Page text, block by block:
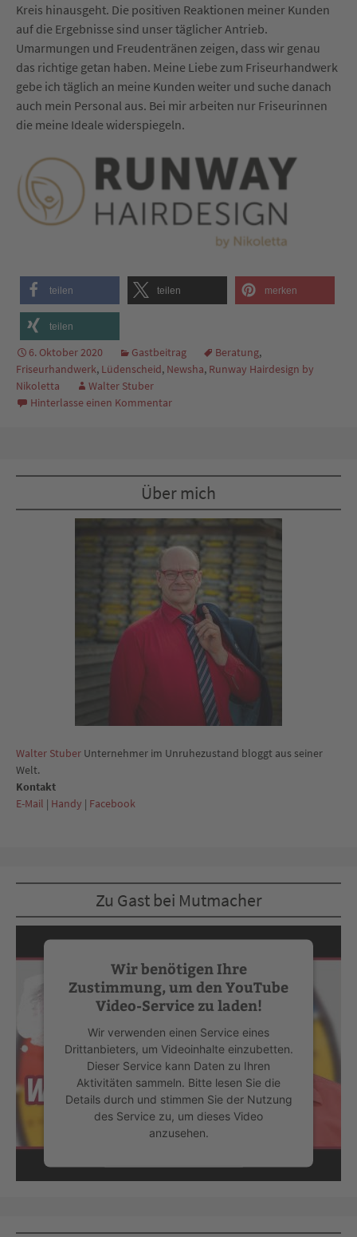
Kreis hinausgeht. Die positiven Reaktionen meiner Kunden
auf die Ergebnisse sind unser täglicher Antrieb.
Umarmungen und Freudentränen zeigen, dass wir genau
das richtige getan haben. Meine Liebe zum Friseurhandwerk
gebe ich täglich an meine Kunden weiter und suche danach
auch mein Personal aus. Bei mir arbeiten nur Friseurinnen
die meine Ideale widerspiegeln.
teilen teilen merken
teilen
6. Oktober 2020 Gastbeitrag Beratung,
Friseurhandwerk, Lüdenscheid, Newsha, Runway Hairdesign by
Nikoletta
Walter Stuber
Hinterlasse einen Kommentar
Über mich
Walter Stuber Unternehmer im Unruhezustand bloggt aus seiner
Welt.
Kontakt
E-Mail | Handy | Facebook
Zu Gast bei Mutmacher
Wir benötigen Ihre
Zustimmung, um den YouTube
Video-Service zu laden!
Wir verwenden einen Service eines
Drittanbieters, um Videoinhalte einzubetten.
Dieser Service kann Daten zu Ihren
Aktivitäten sammeln. Bitte lesen Sie die
Details durch und stimmen Sie der Nutzung
des Service zu, um dieses Video
anzusehen.
Mehr Informationen